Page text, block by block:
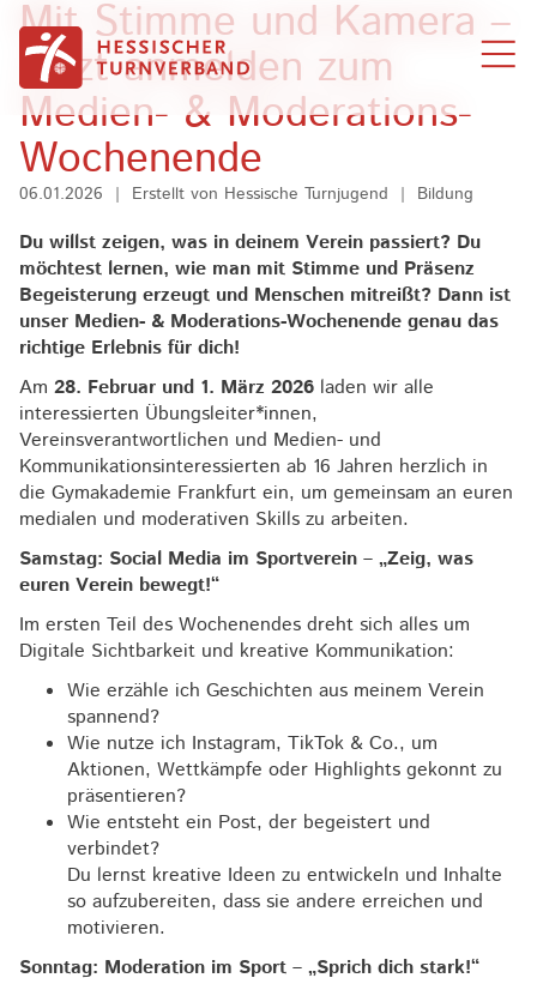
Zum Inhalt springen
Mit Stimme und Kamera –
Jetzt anmelden zum
Medien- & Moderations-
Wochenende
06.01.2026 | Erstellt von Hessische Turnjugend | Bildung
Du willst zeigen, was in deinem Verein passiert? Du
möchtest lernen, wie man mit Stimme und Präsenz
Begeisterung erzeugt und Menschen mitreißt? Dann ist
unser Medien- & Moderations-Wochenende genau das
richtige Erlebnis für dich!
Am 28. Februar und 1. März 2026 laden wir alle
interessierten Übungsleiter*innen,
Vereinsverantwortlichen und Medien- und
Kommunikationsinteressierten ab 16 Jahren herzlich in
die Gymakademie Frankfurt ein, um gemeinsam an euren
medialen und moderativen Skills zu arbeiten.
Samstag: Social Media im Sportverein – „Zeig, was
euren Verein bewegt!“
Im ersten Teil des Wochenendes dreht sich alles um
Digitale Sichtbarkeit und kreative Kommunikation:
Wie erzähle ich Geschichten aus meinem Verein
spannend?
Wie nutze ich Instagram, TikTok & Co., um
Aktionen, Wettkämpfe oder Highlights gekonnt zu
präsentieren?
Wie entsteht ein Post, der begeistert und
verbindet?
Du lernst kreative Ideen zu entwickeln und Inhalte
so aufzubereiten, dass sie andere erreichen und
motivieren.
Sonntag: Moderation im Sport – „Sprich dich stark!“